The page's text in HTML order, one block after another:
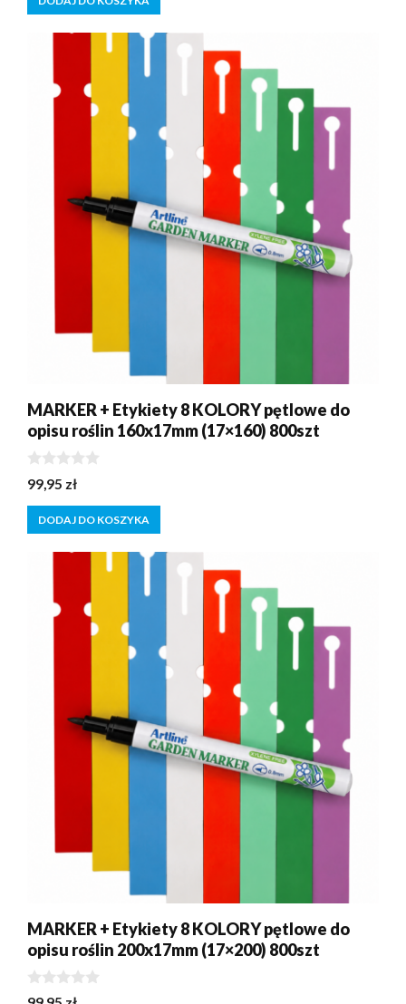
MARKER + Etykiety 8 KOLORY pętlowe do
opisu roślin 160x17mm (17×160) 800szt
0
z
5
99,95 zł
DODAJ DO KOSZYKA
MARKER + Etykiety 8 KOLORY pętlowe do
opisu roślin 200x17mm (17×200) 800szt
0